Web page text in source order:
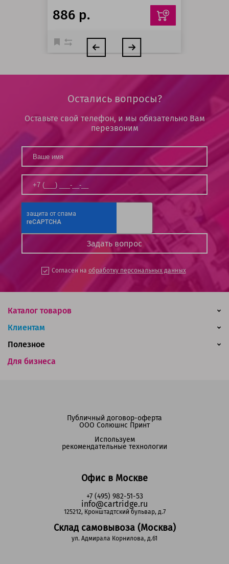
886 р.
Остались вопросы?
Оставьте свой телефон, и мы обязательно Вам
перезвоним
Согласен на обработку персональных данных
Каталог товаров
Клиентам
Для бизнеса
Полезное
Офис в Москве
+7 (495) 982-51-53
info@cartridge.ru
125212, Кронштадтский бульвар, д.7
Склад самовывоза (Москва)
ул. Адмирала Корнилова, д.61
Публичный договор-оферта
ООО Солюшнс Принт
Используем
рекомендательные технологии